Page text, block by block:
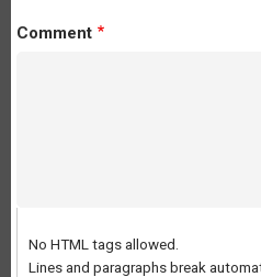
Comment
No HTML tags allowed.
Lines and paragraphs break